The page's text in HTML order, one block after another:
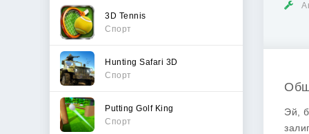
3D Tennis
Спорт
Hunting Safari 3D
Спорт
Putting Golf King
Спорт
Эй,